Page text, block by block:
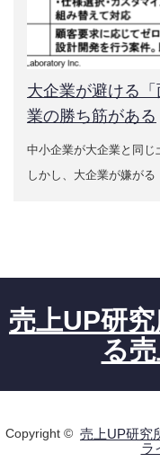
大企業が避ける
業の勝ち筋がある
中小企業が大企業と同じ
しかし、大企業が嫌が
売上UP研
る
Copyright © 売上UP研究
ラ
研究会所属コンサルタ
営業力診断アンケート
営業力強化の基本と手法
新着情報
営業力診断アンケート